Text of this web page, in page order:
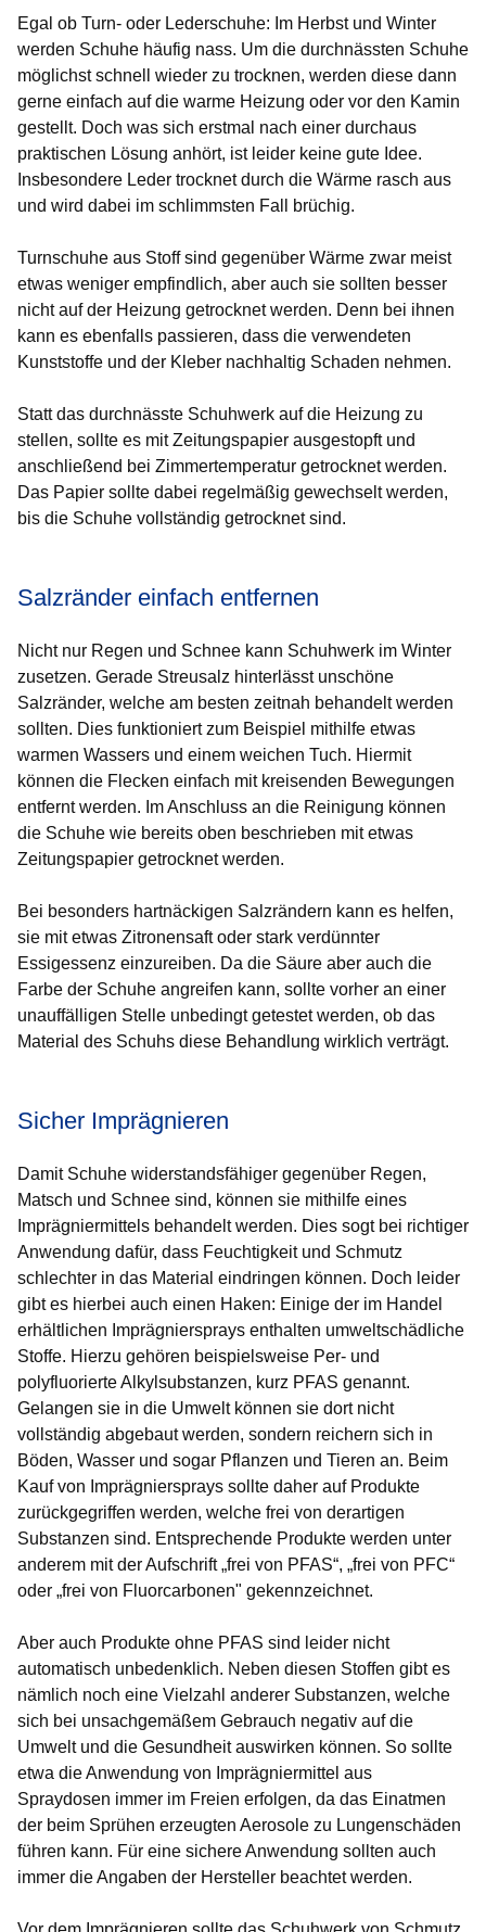
Egal ob Turn- oder Lederschuhe: Im Herbst und Winter
werden Schuhe häufig nass. Um die durchnässten Schuhe
möglichst schnell wieder zu trocknen, werden diese dann
gerne einfach auf die warme Heizung oder vor den Kamin
gestellt. Doch was sich erstmal nach einer durchaus
praktischen Lösung anhört, ist leider keine gute Idee.
Insbesondere Leder trocknet durch die Wärme rasch aus
und wird dabei im schlimmsten Fall brüchig.
Turnschuhe aus Stoff sind gegenüber Wärme zwar meist
etwas weniger empfindlich, aber auch sie sollten besser
nicht auf der Heizung getrocknet werden. Denn bei ihnen
kann es ebenfalls passieren, dass die verwendeten
Kunststoffe und der Kleber nachhaltig Schaden nehmen.
Statt das durchnässte Schuhwerk auf die Heizung zu
stellen, sollte es mit Zeitungspapier ausgestopft und
anschließend bei Zimmertemperatur getrocknet werden.
Das Papier sollte dabei regelmäßig gewechselt werden,
bis die Schuhe vollständig getrocknet sind.
Salzränder einfach entfernen
Nicht nur Regen und Schnee kann Schuhwerk im Winter
zusetzen. Gerade Streusalz hinterlässt unschöne
Salzränder, welche am besten zeitnah behandelt werden
sollten. Dies funktioniert zum Beispiel mithilfe etwas
warmen Wassers und einem weichen Tuch. Hiermit
können die Flecken einfach mit kreisenden Bewegungen
entfernt werden. Im Anschluss an die Reinigung können
die Schuhe wie bereits oben beschrieben mit etwas
Zeitungspapier getrocknet werden.
Bei besonders hartnäckigen Salzrändern kann es helfen,
sie mit etwas Zitronensaft oder stark verdünnter
Essigessenz einzureiben. Da die Säure aber auch die
Farbe der Schuhe angreifen kann, sollte vorher an einer
unauffälligen Stelle unbedingt getestet werden, ob das
Material des Schuhs diese Behandlung wirklich verträgt.
Sicher Imprägnieren
Damit Schuhe widerstandsfähiger gegenüber Regen,
Matsch und Schnee sind, können sie mithilfe eines
Imprägniermittels behandelt werden. Dies sogt bei richtiger
Anwendung dafür, dass Feuchtigkeit und Schmutz
schlechter in das Material eindringen können. Doch leider
gibt es hierbei auch einen Haken: Einige der im Handel
erhältlichen Imprägniersprays enthalten umweltschädliche
Stoffe. Hierzu gehören beispielsweise Per- und
polyfluorierte Alkylsubstanzen, kurz PFAS genannt.
Gelangen sie in die Umwelt können sie dort nicht
vollständig abgebaut werden, sondern reichern sich in
Böden, Wasser und sogar Pflanzen und Tieren an. Beim
Kauf von Imprägniersprays sollte daher auf Produkte
zurückgegriffen werden, welche frei von derartigen
Substanzen sind. Entsprechende Produkte werden unter
anderem mit der Aufschrift „frei von PFAS“, „frei von PFC“
oder „frei von Fluorcarbonen" gekennzeichnet.
Aber auch Produkte ohne PFAS sind leider nicht
automatisch unbedenklich. Neben diesen Stoffen gibt es
nämlich noch eine Vielzahl anderer Substanzen, welche
sich bei unsachgemäßem Gebrauch negativ auf die
Umwelt und die Gesundheit auswirken können. So sollte
etwa die Anwendung von Imprägniermittel aus
Spraydosen immer im Freien erfolgen, da das Einatmen
der beim Sprühen erzeugten Aerosole zu Lungenschäden
führen kann. Für eine sichere Anwendung sollten auch
immer die Angaben der Hersteller beachtet werden.